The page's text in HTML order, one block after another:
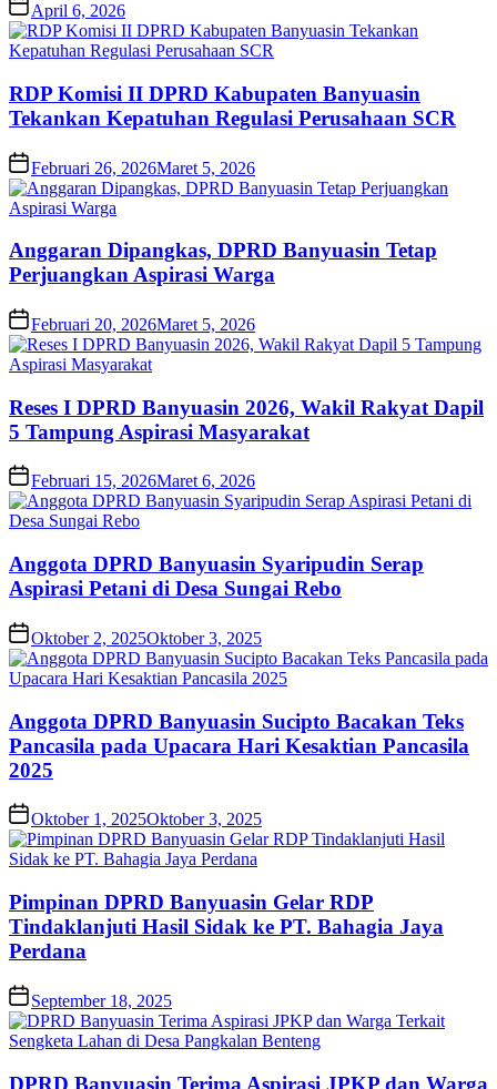
April 6, 2026
RDP Komisi II DPRD Kabupaten Banyuasin
Tekankan Kepatuhan Regulasi Perusahaan SCR
Februari 26, 2026Maret 5, 2026
Anggaran Dipangkas, DPRD Banyuasin Tetap
Perjuangkan Aspirasi Warga
Februari 20, 2026Maret 5, 2026
Reses I DPRD Banyuasin 2026, Wakil Rakyat Dapil
5 Tampung Aspirasi Masyarakat
Februari 15, 2026Maret 6, 2026
Anggota DPRD Banyuasin Syaripudin Serap
Aspirasi Petani di Desa Sungai Rebo
Oktober 2, 2025Oktober 3, 2025
Anggota DPRD Banyuasin Sucipto Bacakan Teks
Pancasila pada Upacara Hari Kesaktian Pancasila
2025
Oktober 1, 2025Oktober 3, 2025
Pimpinan DPRD Banyuasin Gelar RDP
Tindaklanjuti Hasil Sidak ke PT. Bahagia Jaya
Perdana
September 18, 2025
DPRD Banyuasin Terima Aspirasi JPKP dan Warga